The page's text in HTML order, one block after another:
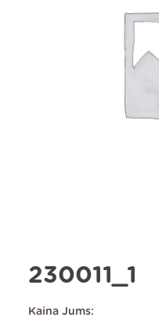
230011_1
Kaina Jums: